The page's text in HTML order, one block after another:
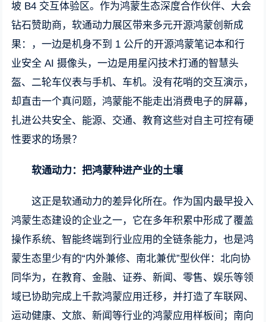
坡 B4 交互体验区。作为鸿蒙生态深度合作伙伴、大会
钻石赞助商，软通动力展区带来多元开源鸿蒙创新成
果：，一边是机身不到 1 公斤的开源鸿蒙笔记本和行
业安全 AI 摄像头，一边是用星闪技术打通的智慧头
盔、二轮车仪表与手机、车机。没有花哨的交互演示，
却直击一个真问题，鸿蒙能不能走出消费电子的屏幕，
扎进公共安全、能源、交通、教育这些对自主可控有硬
性要求的场景？
软通动力：把鸿蒙种进产业的土壤
这正是软通动力的差异化所在。作为国内最早投入
鸿蒙生态建设的企业之一，它在多年积累中形成了覆盖
操作系统、智能终端到行业应用的全链条能力，也是鸿
蒙生态里少有的“内外兼修、南北兼优”型伙伴：北向协
同华为，在教育、金融、证券、新闻、零售、娱乐等领
域已协助完成上千款鸿蒙应用迁移，并打造了车联网、
运动健康、文旅、新闻等行业的鸿蒙应用样板间；南向